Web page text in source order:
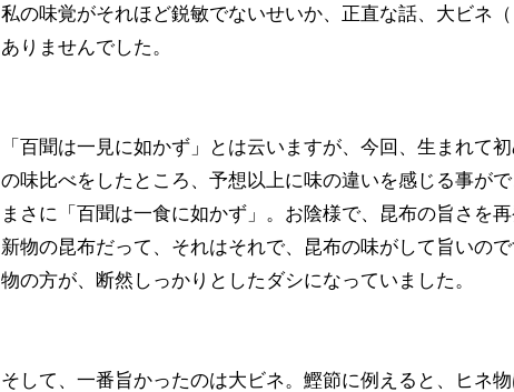
私の味覚がそれほど鋭敏でないせいか、正直な話、大ビネ
ありませんでした。
「百聞は一見に如かず」とは云いますが、今回、生まれて
の味比べをしたところ、予想以上に味の違いを感じる事がで
まさに「百聞は一食に如かず」。お陰様で、昆布の旨さを
新物の昆布だって、それはそれで、昆布の味がして旨いの
物の方が、断然しっかりとしたダシになっていました。
そして、一番旨かったのは大ビネ。鰹節に例えると、ヒネ